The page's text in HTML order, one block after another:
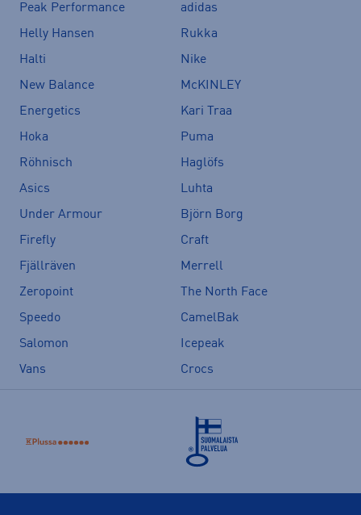
Peak Performance
adidas
Helly Hansen
Rukka
Halti
Nike
New Balance
McKINLEY
Energetics
Kari Traa
Hoka
Puma
Röhnisch
Haglöfs
Asics
Luhta
Under Armour
Björn Borg
Firefly
Craft
Fjällräven
Merrell
Zeropoint
The North Face
Speedo
CamelBak
Salomon
Icepeak
Vans
Crocs